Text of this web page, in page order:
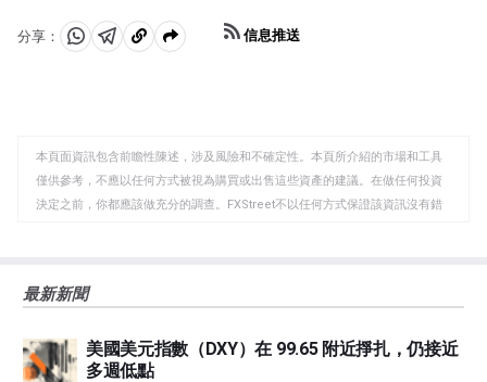
分享：
分 分 複
板
信息推送
本頁面資訊包含前瞻性陳述，涉及風險和不確定性。本頁所介紹的市場和工具
僅供參考，不應以任何方式被視為購買或出售這些資產的建議。在做任何投資
決定之前，你都應該做充分的調查。FXStreet不以任何方式保證該資訊沒有錯
觀點，並不代表FXStreet或其廣告商的官方政策或立場。作者不對本頁連結的
如果文章正文中沒有明確提到，在撰寫本文時，作者在本文中提到的任何股票
中都沒有頭寸，也沒有與文中提到的任何公司有業務關係。除了FXStreet，作
最新新聞
美國美元指數（DXY）在 99.65 附近掙扎，仍接近
多週低點